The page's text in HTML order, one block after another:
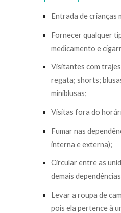
Entrada de crianças
Fornecer qualquer
medicamento e
Visitantes com
regata; shorts;
miniblusas;
Visitas fora do
Fumar nas
interna e externa);
Circular entre as
demais
Levar a roupa de
pois ela pertence à